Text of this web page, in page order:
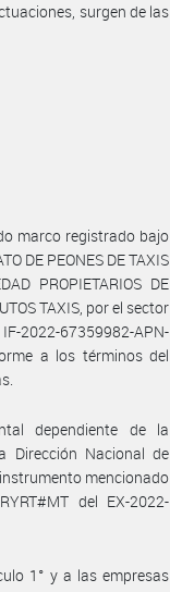
surgen de las
marco registrado bajo
DE PEONES DE TAXIS
PROPIETARIOS DE
TAXIS, por el sector
2022-67359982-APN-
a los términos del
dependiente de la
Dirección Nacional de
mencionado
del EX-2022-
1° y a las empresas